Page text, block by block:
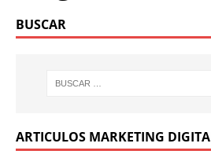
BUSCAR
ARTICULOS MARKETING